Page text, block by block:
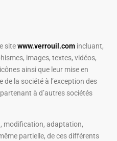
sitewww.verrouil.com incluant,
images, textes, vidéos,
ainsi que leur mise en
la société à l’exception des
à d’autres sociétés
modification, adaptation,
partielle, de ces différents